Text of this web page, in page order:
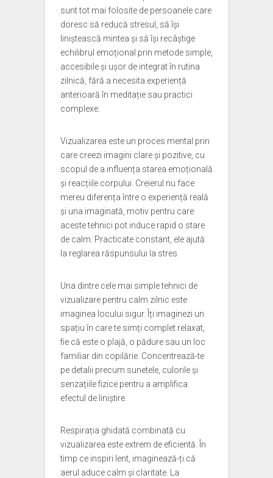
sunt tot mai folosite de persoanele care
doresc să reducă stresul, să își
liniștească mintea și să își recâștige
echilibrul emoțional prin metode simple,
accesibile și ușor de integrat în rutina
zilnică, fără a necesita experiență
anterioară în meditație sau practici
complexe.
Vizualizarea este un proces mental prin
care creezi imagini clare și pozitive, cu
scopul de a influența starea emoțională
și reacțiile corpului. Creierul nu face
mereu diferența între o experiență reală
și una imaginată, motiv pentru care
aceste tehnici pot induce rapid o stare
de calm. Practicate constant, ele ajută
la reglarea răspunsului la stres.
Una dintre cele mai simple tehnici de
vizualizare pentru calm zilnic este
imaginea locului sigur. Îți imaginezi un
spațiu în care te simți complet relaxat,
fie că este o plajă, o pădure sau un loc
familiar din copilărie. Concentrează-te
pe detalii precum sunetele, culorile și
senzațiile fizice pentru a amplifica
efectul de liniștire.
Respirația ghidată combinată cu
vizualizarea este extrem de eficientă. În
timp ce inspiri lent, imaginează-ți că
aerul aduce calm și claritate. La